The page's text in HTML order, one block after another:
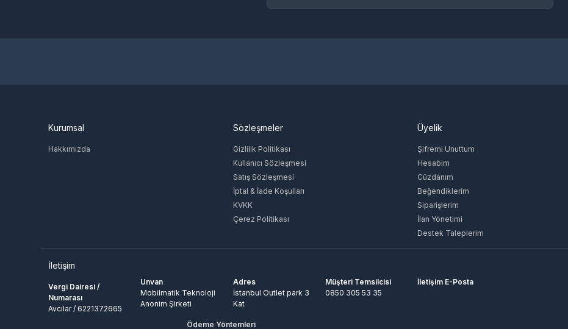
Kurumsal
Hakkımızda
Sözleşmeler
Gizlilik Politikası
Kullanıcı Sözleşmesi
Satış Sözleşmesi
İptal & İade Koşulları
KVKK
Çerez Politikası
Üyelik
Şifremi Unuttum
Hesabım
Cüzdanım
Beğendiklerim
Siparişlerim
İlan Yönetimi
Destek Taleplerim
İletişim
Vergi Dairesi /
Numarası
Avcılar / 6221372665
Unvan
Mobilmatik Teknoloji
Anonim Şirketi
Adres
İstanbul Outlet park 3
Kat
Müşteri Temsilcisi
0850 305 53 35
İletişim E-Posta
Ödeme Yöntemleri